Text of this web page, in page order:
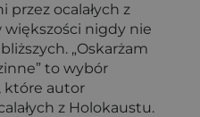
przez ocalałych z
większości nigdy nie
„Oskarżam
to wybór
które autor
z Holokaustu.